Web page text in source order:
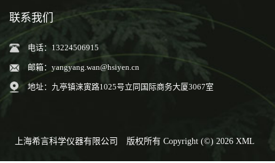
联系我们
电话：13224506915
邮箱： yangyang.wan@hsiyen.cn
地址：九亭镇涞寅路1025号立同国际商务大厦3067室
上海希言科学仪器有限公司 版权所有 Copyright (©) 2026 XML